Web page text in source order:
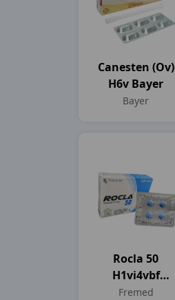
Canesten (ov)
H6v Bayer
Bayer
Rocla 50
H1vi4vbf
Fremed
Fremed